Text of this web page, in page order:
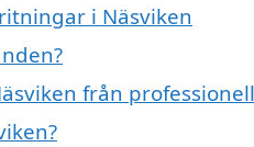
i Näsviken
från